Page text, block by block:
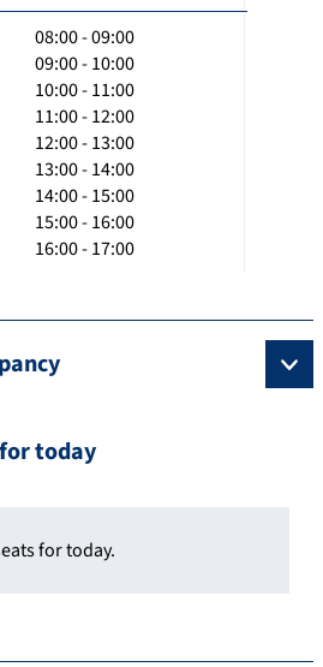
08:00 - 09:00
09:00 - 10:00
10:00 - 11:00
11:00 - 12:00
12:00 - 13:00
13:00 - 14:00
14:00 - 15:00
15:00 - 16:00
16:00 - 17:00
today
for today.